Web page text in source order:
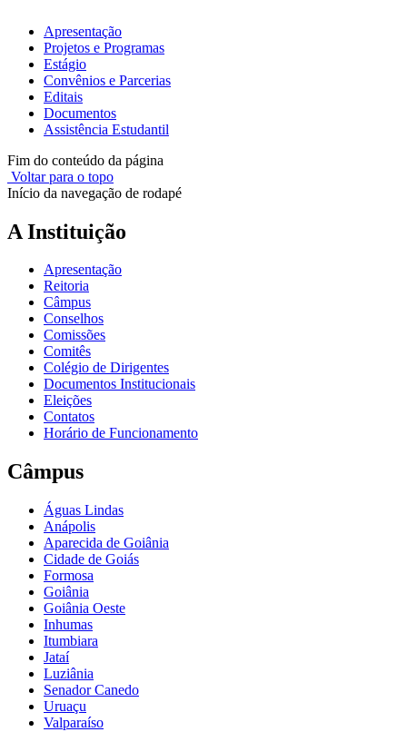
Apresentação
Projetos e Programas
Estágio
Convênios e Parcerias
Editais
Documentos
Assistência Estudantil
Fim do conteúdo da página
Voltar para o topo
Início da navegação de rodapé
A Instituição
Apresentação
Reitoria
Câmpus
Conselhos
Comissões
Comitês
Colégio de Dirigentes
Documentos Institucionais
Eleições
Contatos
Horário de Funcionamento
Câmpus
Águas Lindas
Anápolis
Aparecida de Goiânia
Cidade de Goiás
Formosa
Goiânia
Goiânia Oeste
Inhumas
Itumbiara
Jataí
Luziânia
Senador Canedo
Uruaçu
Valparaíso